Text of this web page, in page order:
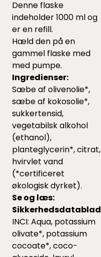
Denne flaske
indeholder 1000 ml og
er en refill.
Hæld den på en
gammel flaske med
med pumpe.
Ingredienser:
Sæbe af olivenolie*,
sæbe af kokosolie*,
sukkertensid,
vegetabilsk alkohol
(ethanol),
planteglycerin*, citrat,
hvirvlet vand
(*certificeret
økologisk dyrket).
Se og læs:
Sikkerhedsdatablad
INCI: Aqua, potassium
olivate*, potassium
cocoate*, coco-